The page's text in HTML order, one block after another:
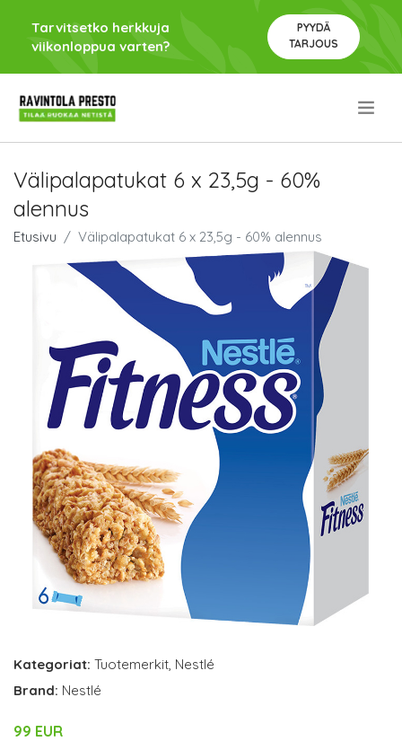
Tarvitsetko herkkuja
viikonloppua varten?
PYYDÄ
TARJOUS
Välipalapatukat 6 x 23,5g - 60%
alennus
Etusivu Välipalapatukat 6 x 23,5g - 60% alennus
Kategoriat: Tuotemerkit, Nestlé
Brand: Nestlé
99 EUR